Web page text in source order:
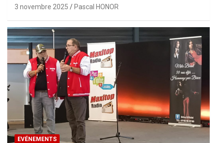
3 novembre 2025 Pascal HONOR
EVÉNEMENTS